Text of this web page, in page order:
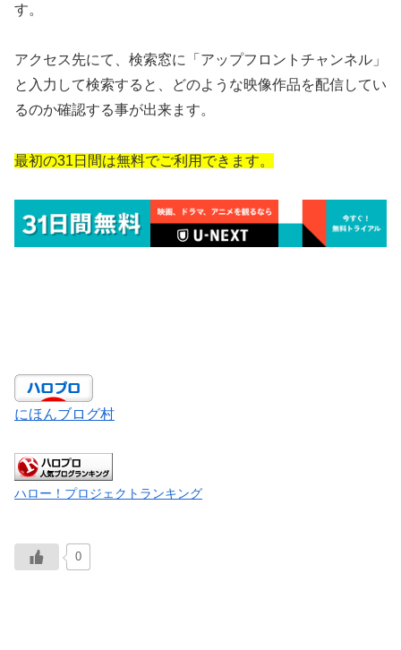
す。
アクセス先にて、検索窓に「アップフロントチャンネル」
と入力して検索すると、どのような映像作品を配信してい
るのか確認する事が出来ます。
最初の31日間は無料でご利用できます。
にほんブログ村
ハロー！プロジェクトランキング
0